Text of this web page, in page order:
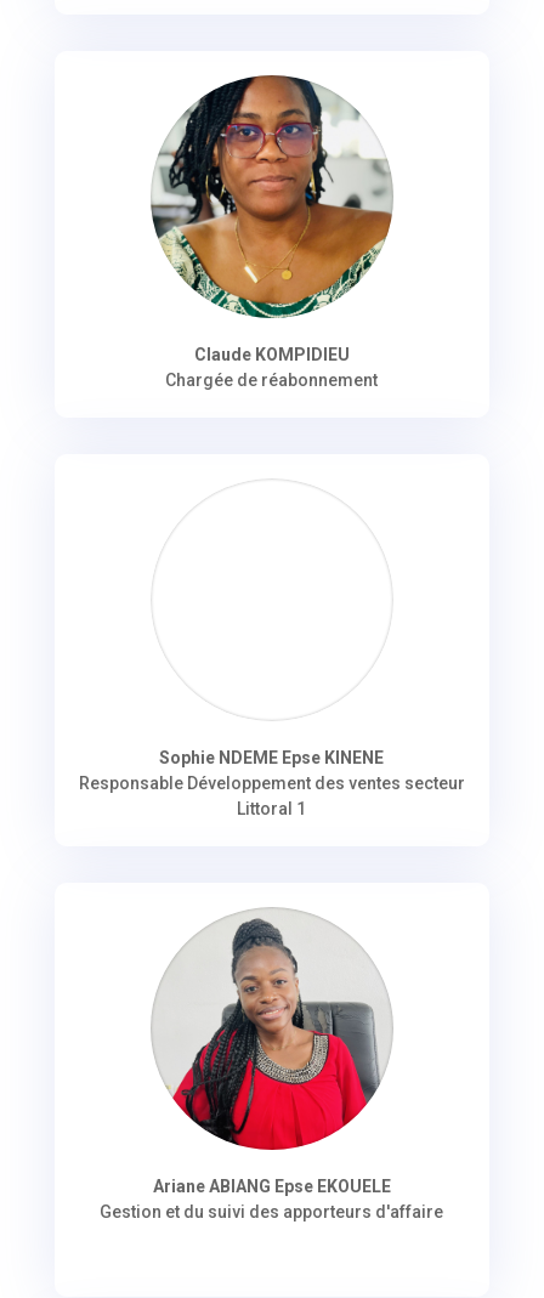
Claude KOMPIDIEU
Chargée de réabonnement
Sophie NDEME Epse KINENE
Responsable Développement des ventes secteur
Littoral 1
Ariane ABIANG Epse EKOUELE
Gestion et du suivi des apporteurs d'affaire